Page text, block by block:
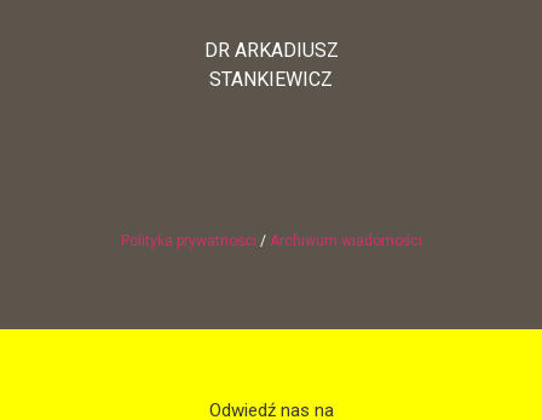
DR ARKADIUSZ
STANKIEWICZ
Polityka prywatności / Archiwum wiadomości
Odwiedź nas na